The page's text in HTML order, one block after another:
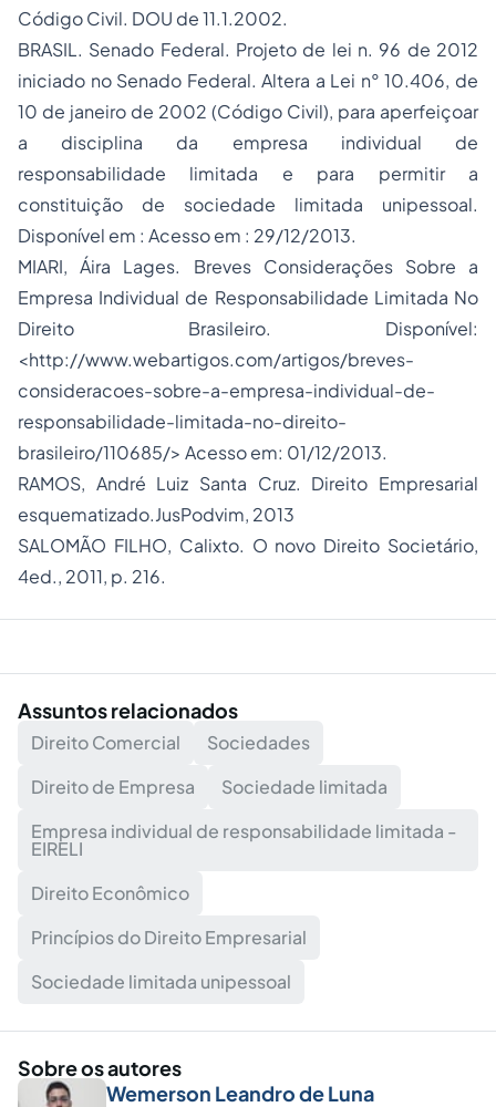
Código Civil. DOU de 11.1.2002.
BRASIL. Senado Federal. Projeto de lei n. 96 de 2012
iniciado no Senado Federal. Altera a Lei n° 10.406, de
10 de janeiro de 2002 (Código Civil), para aperfeiçoar
a disciplina da empresa individual de
responsabilidade limitada e para permitir a
constituição de sociedade limitada unipessoal.
Disponível em : Acesso em : 29/12/2013.
MIARI, Áira Lages. Breves Considerações Sobre a
Empresa Individual de Responsabilidade Limitada No
Direito Brasileiro. Disponível:
<http://www.webartigos.com/artigos/breves-
consideracoes-sobre-a-empresa-individual-de-
responsabilidade-limitada-no-direito-
brasileiro/110685/> Acesso em: 01/12/2013.
RAMOS, André Luiz Santa Cruz. Direito Empresarial
esquematizado.JusPodvim, 2013
SALOMÃO FILHO, Calixto. O novo Direito Societário,
4ed., 2011, p. 216.
Assuntos relacionados
Direito Comercial
Sociedades
Direito de Empresa
Sociedade limitada
Empresa individual de responsabilidade limitada -
EIRELI
Direito Econômico
Princípios do Direito Empresarial
Sociedade limitada unipessoal
Sobre os autores
Wemerson Leandro de Luna